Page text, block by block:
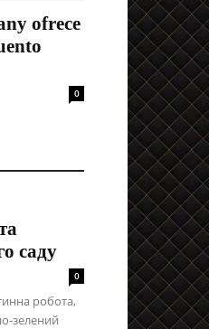
ofrece
0
саду
0
робота,
зелений